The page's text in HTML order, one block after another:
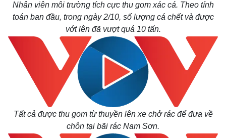
Nhân viên môi trường tích cực thu gom xác cá. Theo tính
toán ban đầu, trong ngày 2/10, số lượng cá chết và được
vớt lên đã vượt quá 10 tấn.
Tất cả được thu gom từ thuyền lên xe chở rác để đưa về
chôn tại bãi rác Nam Sơn.